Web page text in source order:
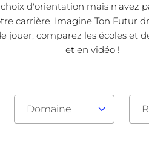
d'orientation mais n'avez
carrière, Imagine Ton Futur
comparez les écoles et
et en vidéo !
Domaine